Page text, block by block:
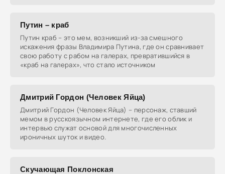
Путин – краб
Путин краб – это мем, возникший из-за смешного
искажения фразы Владимира Путина, где он сравнивает
свою работу с рабом на галерах, превратившийся в
«краб на галерах», что стало источником
Дмитрий Гордон (Человек Яйца)
Дмитрий Гордон (Человек Яйца) – персонаж, ставший
мемом в русскоязычном интернете, где его облик и
интервью служат основой для многочисленных
ироничных шуток и видео.
Скучающая Поклонская